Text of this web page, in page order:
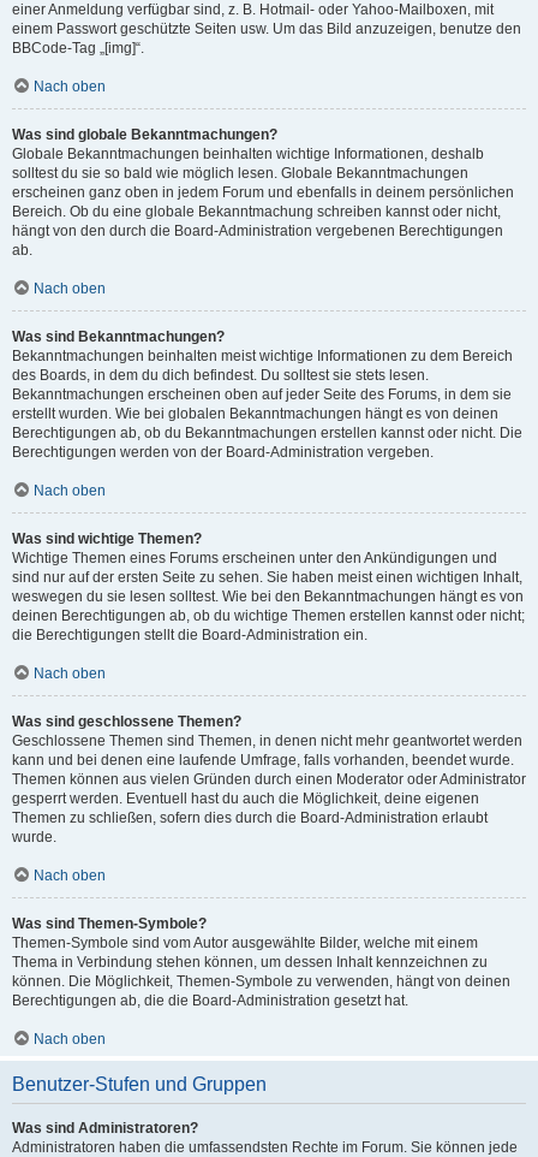
einer Anmeldung verfügbar sind, z. B. Hotmail- oder Yahoo-Mailboxen, mit
einem Passwort geschützte Seiten usw. Um das Bild anzuzeigen, benutze den
BBCode-Tag „[img]“.
Nach oben
Was sind globale Bekanntmachungen?
Globale Bekanntmachungen beinhalten wichtige Informationen, deshalb
solltest du sie so bald wie möglich lesen. Globale Bekanntmachungen
erscheinen ganz oben in jedem Forum und ebenfalls in deinem persönlichen
Bereich. Ob du eine globale Bekanntmachung schreiben kannst oder nicht,
hängt von den durch die Board-Administration vergebenen Berechtigungen
ab.
Nach oben
Was sind Bekanntmachungen?
Bekanntmachungen beinhalten meist wichtige Informationen zu dem Bereich
des Boards, in dem du dich befindest. Du solltest sie stets lesen.
Bekanntmachungen erscheinen oben auf jeder Seite des Forums, in dem sie
erstellt wurden. Wie bei globalen Bekanntmachungen hängt es von deinen
Berechtigungen ab, ob du Bekanntmachungen erstellen kannst oder nicht. Die
Berechtigungen werden von der Board-Administration vergeben.
Nach oben
Was sind wichtige Themen?
Wichtige Themen eines Forums erscheinen unter den Ankündigungen und
sind nur auf der ersten Seite zu sehen. Sie haben meist einen wichtigen Inhalt,
weswegen du sie lesen solltest. Wie bei den Bekanntmachungen hängt es von
deinen Berechtigungen ab, ob du wichtige Themen erstellen kannst oder nicht;
die Berechtigungen stellt die Board-Administration ein.
Nach oben
Was sind geschlossene Themen?
Geschlossene Themen sind Themen, in denen nicht mehr geantwortet werden
kann und bei denen eine laufende Umfrage, falls vorhanden, beendet wurde.
Themen können aus vielen Gründen durch einen Moderator oder Administrator
gesperrt werden. Eventuell hast du auch die Möglichkeit, deine eigenen
Themen zu schließen, sofern dies durch die Board-Administration erlaubt
wurde.
Nach oben
Was sind Themen-Symbole?
Themen-Symbole sind vom Autor ausgewählte Bilder, welche mit einem
Thema in Verbindung stehen können, um dessen Inhalt kennzeichnen zu
können. Die Möglichkeit, Themen-Symbole zu verwenden, hängt von deinen
Berechtigungen ab, die die Board-Administration gesetzt hat.
Nach oben
Benutzer-Stufen und Gruppen
Was sind Administratoren?
Administratoren haben die umfassendsten Rechte im Forum. Sie können jede